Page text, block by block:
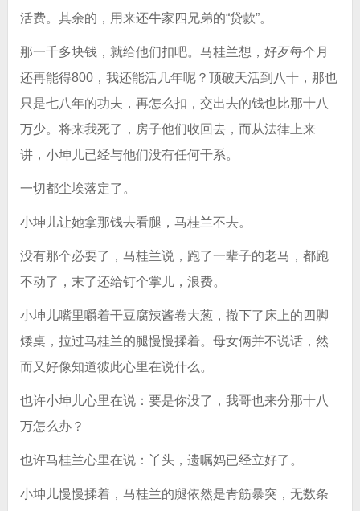
活费。其余的，用来还牛家四兄弟的“贷款”。
那一千多块钱，就给他们扣吧。马桂兰想，好歹每个月
还再能得800，我还能活几年呢？顶破天活到八十，那也
只是七八年的功夫，再怎么扣，交出去的钱也比那十八
万少。将来我死了，房子他们收回去，而从法律上来
讲，小坤儿已经与他们没有任何干系。
一切都尘埃落定了。
小坤儿让她拿那钱去看腿，马桂兰不去。
没有那个必要了，马桂兰说，跑了一辈子的老马，都跑
不动了，末了还给钉个掌儿，浪费。
小坤儿嘴里嚼着干豆腐辣酱卷大葱，撤下了床上的四脚
矮桌，拉过马桂兰的腿慢慢揉着。母女俩并不说话，然
而又好像知道彼此心里在说什么。
也许小坤儿心里在说：要是你没了，我哥也来分那十八
万怎么办？
也许马桂兰心里在说：丫头，遗嘱妈已经立好了。
小坤儿慢慢揉着，马桂兰的腿依然是青筋暴突，无数条